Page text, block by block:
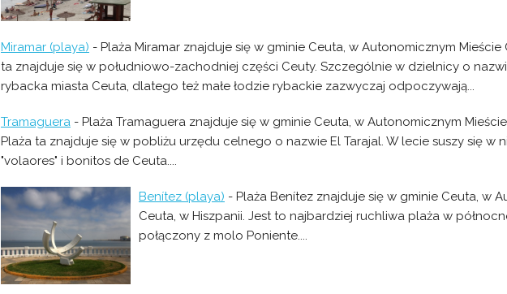
Miramar (playa) - Plaża Miramar znajduje się w gminie Ceuta, w Autonomicznym Mieście
ta znajduje się w południowo-zachodniej części Ceuty. Szczególnie w dzielnicy o
rybacka miasta Ceuta, dlatego też małe łodzie rybackie zazwyczaj odpoczywają...
Tramaguera - Plaża Tramaguera znajduje się w gminie Ceuta, w Autonomicznym
Plaża ta znajduje się w pobliżu urzędu celnego o nazwie El Tarajal. W lecie suszy się w
"volaores" i bonitos de Ceuta....
Benítez (playa) - Plaża Benítez znajduje się w gminie Ceuta, w
Ceuta, w Hiszpanii. Jest to najbardziej ruchliwa plaża w
połączony z molo Poniente....